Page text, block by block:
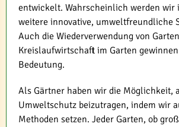
entwickelt. Wahrscheinlich werden wir
weitere innovative, umweltfreundliche
Auch die Wiederverwendung von
Kreislaufwirtschaft im Garten
Bedeutung.
Als Gärtner haben wir die Möglichkeit,
Umweltschutz beizutragen, indem wir
Methoden setzen. Jeder Garten, ob